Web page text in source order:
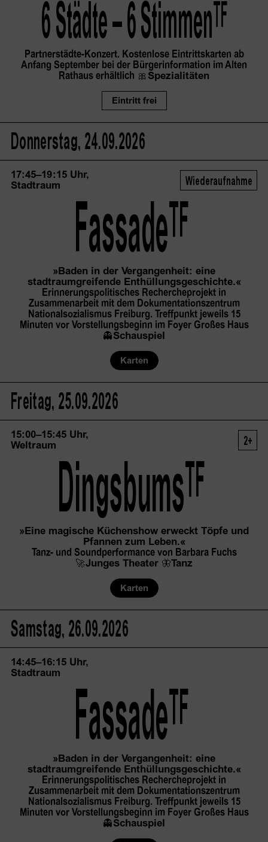
6 Städte – 6 StimmenTF
Partnerstädte-Konzert. Kostenlose Eintrittskarten ab
Anfang September bei der Bürgerinformation im Alten
Rathaus erhältlich 🎀 Spezialitäten
Eintritt frei
Donnerstag, 24.09.2026
17:45–19:15 Uhr,
Stadtraum
Wiederaufnahme
FassadeTF
»Baden in der Vergangenheit: eine
stadtraumgreifende Enthüllungsgeschichte.«
Erinnerungspolitisches Rechercheprojekt in
Zusammenarbeit mit dem Dokumentationszentrum
Nationalsozialismus Freiburg. Treffpunkt jeweils 15
Minuten vor Vorstellungsbeginn im Foyer Großes Haus
👻Schauspiel
Karten
Freitag, 25.09.2026
15:00–15:45 Uhr,
Weltraum
2+
DingsbumsTF
»Eine magische Küchenshow erweckt Töpfe und
Pfannen zum Leben.«
Tanz- und Soundperformance von Barbara Fuchs
🚀Junges Theater 🦋Tanz
Karten
Samstag, 26.09.2026
14:45–16:15 Uhr,
Stadtraum
FassadeTF
»Baden in der Vergangenheit: eine
stadtraumgreifende Enthüllungsgeschichte.«
Erinnerungspolitisches Rechercheprojekt in
Zusammenarbeit mit dem Dokumentationszentrum
Nationalsozialismus Freiburg. Treffpunkt jeweils 15
Minuten vor Vorstellungsbeginn im Foyer Großes Haus
👻Schauspiel